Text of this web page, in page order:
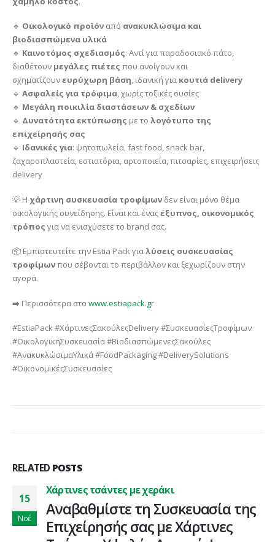
🔹 Οικολογικό προϊόν από ανακυκλώσιμα και
βιοδιασπώμενα υλικά
🔹 Καινοτόμος σχεδιασμός: Αντί για παραδοσιακό πάτο,
διαθέτουν μεγάλες πιέτες που ανοίγουν και
σχηματίζουνευρύχωρη βάση, ιδανική για κουτιά delivery
🔹 Ασφαλείς για τρόφιμα, χωρίς τοξικές ουσίες
🔹 Μεγάλη ποικιλία διαστάσεων & σχεδίων
🔹 Δυνατότητα εκτύπωσης με το λογότυπο της
επιχείρησής σας
🔹 Ιδανικές για: ψητοπωλεία, fast food, snack bar,
ζαχαροπλαστεία, εστιατόρια, αρτοποιεία, πιτσαρίες, επιχειρήσεις
delivery
💡 Η χάρτινη συσκευασία τροφίμων δεν είναι μόνο θέμα
οικολογικής συνείδησης. Είναι και έναςέξυπνος, οικονομικός
τρόπος για να ενισχύσετε το brand σας.
📦 Εμπιστευτείτε την Estia Pack γιαλύσεις συσκευασίας
τροφίμωνπου σέβονται το περιβάλλον και ξεχωρίζουν στην
αγορά.
➡️ Περισσότερα στο www.estiapack.gr
#EstiaPack #ΧάρτινεςΣακούλεςDelivery #ΣυσκευασίεςΤροφίμων
#ΟικολογικήΣυσκευασία #ΒιοδιασπώμενεςΣακούλες
#ΑνακυκλώσιμαΥλικά #FoodPackaging #DeliverySolutions
#ΟικονομικέςΣυσκευασίες
RELATED POSTS
15
Νοέ
Χάρτινες τσάντες με χεράκι
Αναβαθμίστε τη Συσκευασία της
Επιχείρησής σας με Χάρτινες